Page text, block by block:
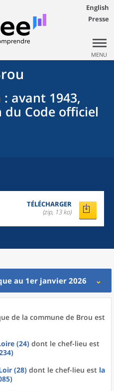
English
Presse
MENU
: avant 1943,
Code officiel
TÉLÉCHARGER
(zip, 13 ko)
au 1er janvier 2026
de la commune de Brou est
(24) dont le chef-lieu est
(28) dont le chef-lieu est la